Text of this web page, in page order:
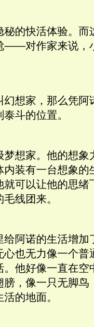
的快活体验。而
——对作家来说，
想家，那么凭阿
斗的位置。
梦想家。他的想象
内装有一台想象的
就可以让他的思绪
线团来。
阿诺的生活增加
也无力像一个普
。他好像一直在空
，像一只无脚鸟
的地面。